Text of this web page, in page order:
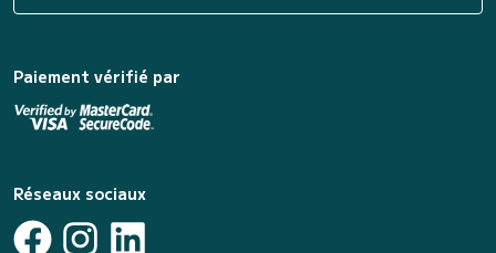
Paiement vérifié par
Réseaux sociaux